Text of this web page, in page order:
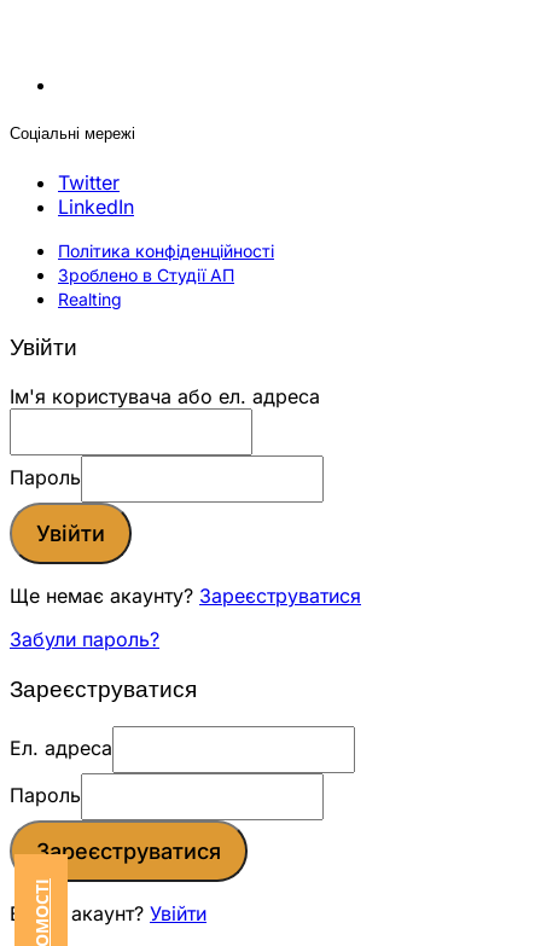
Соціальні мережі
Twitter
LinkedIn
Політика конфіденційності
Зроблено в Студії АП
Realting
Увійти
Ім'я користувача або ел. адреса
Пароль
Увійти
Ще немає акаунту? Зареєструватися
Забули пароль?
Зареєструватися
Ел. адреса
Пароль
Зареєструватися
Вже є акаунт? Увійти